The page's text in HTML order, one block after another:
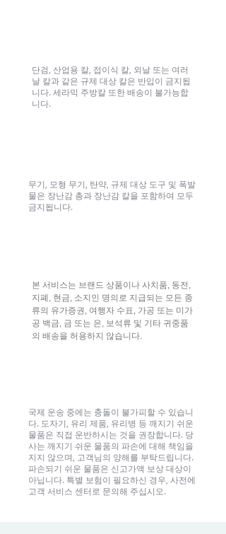
단검, 산업용 칼, 접이식 칼, 외날 또는 여러
날 칼과 같은 규제 대상 칼은 반입이 금지됩
니다. 세라믹 주방칼 또한 배송이 불가능합
니다.
무기, 모형 무기, 탄약, 규제 대상 도구 및 폭발
물은 장난감 총과 장난감 칼을 포함하여 모두
금지됩니다.
본 서비스는 브랜드 상품이나 사치품, 동전,
지폐, 현금, 소지인 명의로 지급되는 모든 종
류의 유가증권, 여행자 수표, 가공 또는 미가
공 백금, 금 또는 은, 보석류 및 기타 귀중품
의 배송을 허용하지 않습니다.
국제 운송 중에는 충돌이 불가피할 수 있습니
다. 도자기, 유리 제품, 유리병 등 깨지기 쉬운
물품은 직접 운반하시는 것을 권장합니다. 당
사는 깨지기 쉬운 물품의 파손에 대해 책임을
지지 않으며, 고객님의 양해를 부탁드립니다.
파손되기 쉬운 물품은 신고가액 보상 대상이
아닙니다. 특별 보험이 필요하신 경우, 사전에
고객 서비스 센터로 문의해 주십시오.